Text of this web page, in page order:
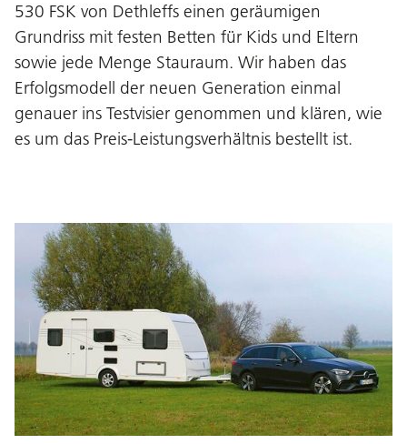
530 FSK von Dethleffs einen geräumigen
Grundriss mit festen Betten für Kids und Eltern
sowie jede Menge Stauraum. Wir haben das
Erfolgsmodell der neuen Generation einmal
genauer ins Testvisier genommen und klären, wie
es um das Preis-Leistungsverhältnis bestellt ist.